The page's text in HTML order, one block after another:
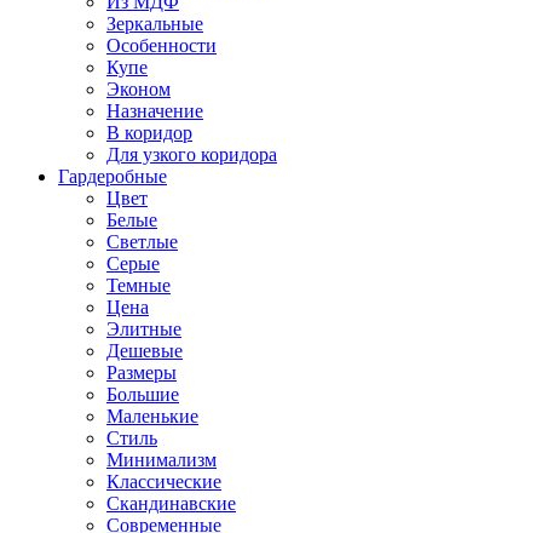
Зеркальные
Особенности
Купе
Эконом
Назначение
В коридор
Для узкого коридора
Гардеробные
Цвет
Белые
Светлые
Серые
Темные
Цена
Элитные
Дешевые
Размеры
Большие
Маленькие
Стиль
Минимализм
Классические
Скандинавские
Современные